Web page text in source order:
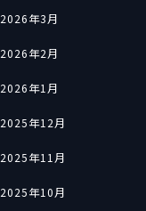
2026年3月
2026年2月
2026年1月
2025年12月
2025年11月
2025年10月